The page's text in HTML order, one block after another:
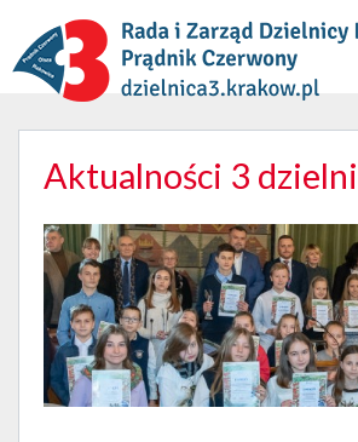
Aktualności 3